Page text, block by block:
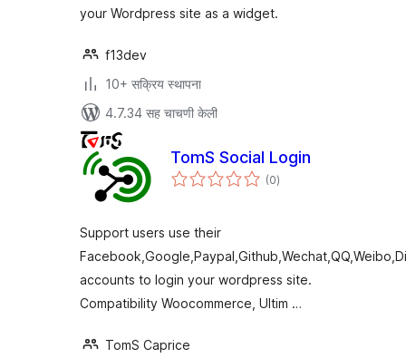
your Wordpress site as a widget.
f13dev
10+ सक्रिय स्थापना
4.7.34 सह चाचणी केली
TomS Social Login
(0एकूण
मूल्यांकन
)
Support users use their
accounts to login your wordpress site.
Compatibility Woocommerce, Ultim …
TomS Caprice